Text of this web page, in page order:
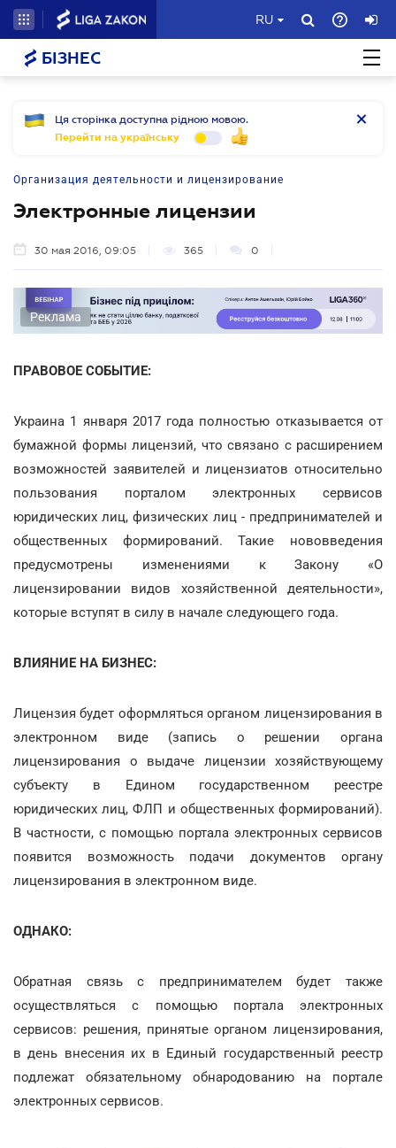
RU
БІЗНЕС
Ця сторінка доступна рідною мовою.
Перейти на українську
Организация деятельности и лицензирование
Электронные лицензии
30 мая 2016, 09:05 365 0
Реклама
ПРАВОВОЕ СОБЫТИЕ:
Украина 1 января 2017 года полностью отказывается от
бумажной формы лицензий, что связано с расширением
возможностей заявителей и лицензиатов относительно
пользования порталом электронных сервисов
юридических лиц, физических лиц - предпринимателей и
общественных формирований. Такие нововведения
предусмотрены изменениями к Закону «О
лицензировании видов хозяйственной деятельности»,
которые вступят в силу в начале следующего года.
ВЛИЯНИЕ НА БИЗНЕС:
Лицензия будет оформляться органом лицензирования в
электронном виде (запись о решении органа
лицензирования о выдаче лицензии хозяйствующему
субъекту в Едином государственном реестре
юридических лиц, ФЛП и общественных формирований).
В частности, с помощью портала электронных сервисов
появится возможность подачи документов органу
лицензирования в электронном виде.
ОДНАКО:
Обратная связь с предпринимателем будет также
осуществляться с помощью портала электронных
сервисов: решения, принятые органом лицензирования,
в день внесения их в Единый государственный реестр
подлежат обязательному обнародованию на портале
электронных сервисов.